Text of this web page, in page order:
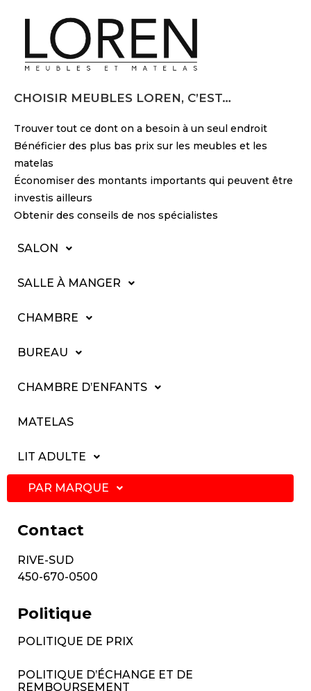
CHOISIR MEUBLES LOREN, C’EST…
Trouver tout ce dont on a besoin à un seul endroit
Bénéficier des plus bas prix sur les meubles et les
matelas
Économiser des montants importants qui peuvent être
investis ailleurs
Obtenir des conseils de nos spécialistes
SALON
SALLE À MANGER
CHAMBRE
BUREAU
CHAMBRE D’ENFANTS
MATELAS
LIT ADULTE
PAR MARQUE
Contact
RIVE-SUD
450-670-0500
Politique
POLITIQUE DE PRIX
POLITIQUE D’ÉCHANGE ET DE
REMBOURSEMENT